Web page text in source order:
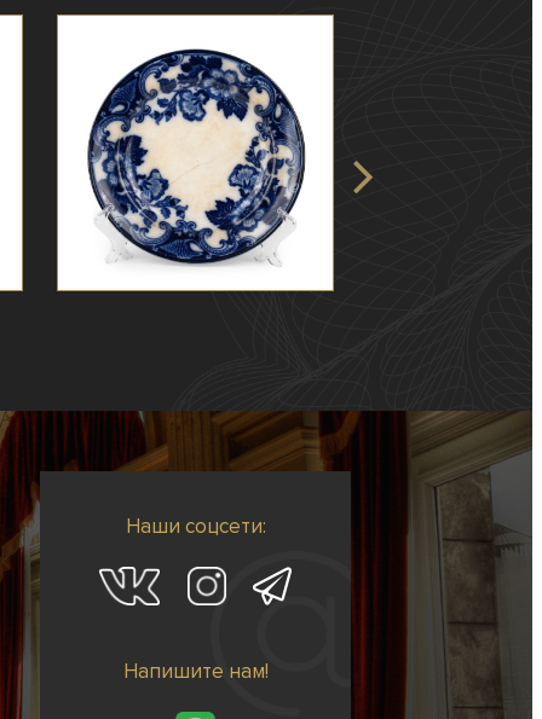
Наши соцсети:
Напишите нам!